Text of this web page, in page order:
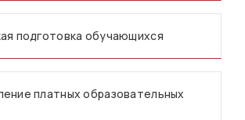
подготовка обучающихся
платных образовательных